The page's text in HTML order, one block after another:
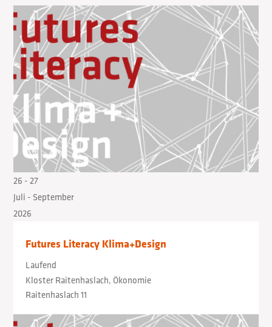
26 - 27
Juli - September
2026
Futures Literacy Klima+Design
Laufend
Kloster Raitenhaslach, Ökonomie
Raitenhaslach 11